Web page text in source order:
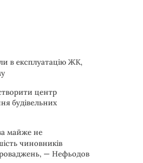
в експлуатацію ЖК,
центр
будівельних
майже не
чиновників
— Нефьодов